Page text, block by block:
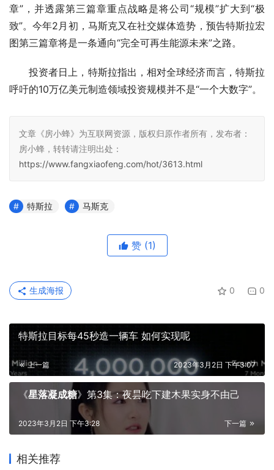
章”，并透露第三篇章重点战略是将公司“规模”扩大到“极
致”。今年2月初，马斯克又在社交媒体造势，预告特斯拉宏
图第三篇章将是一条通向“完全可再生能源未来”之路。
投资者日上，特斯拉指出，相对全球经济而言，特斯拉
呼吁的10万亿美元制造领域投资规模并不是“一个大数字”。
文章《房小蜂》为互联网资源，版权归原作者所有，发布者：
房小蜂，转转请注明出处：
https://www.fangxiaofeng.com/hot/3613.html
特斯拉 马斯克
赞 (1)
0 0
生成海报
特斯拉目标每45秒造一辆车 如何实现呢
上一篇 2023年3月2日 下午3:07
《星落凝成糖》第3集：夜昙吃下建木果实身不由己
下一篇
2023年3月2日 下午3:28
相关推荐